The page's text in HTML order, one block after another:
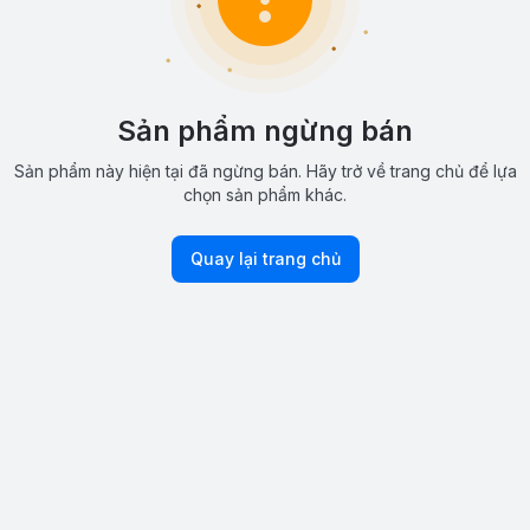
Sản phẩm ngừng bán
Sản phẩm này hiện tại đã ngừng bán. Hãy trở về trang chủ để lựa
chọn sản phẩm khác.
Quay lại trang chủ